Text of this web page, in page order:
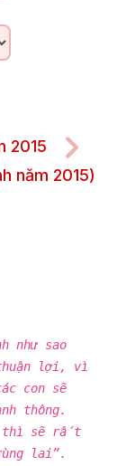
2015
năm 2015)
như sao
lợi, vì
con sẽ
thông.
thì sẽ rất
lai”.